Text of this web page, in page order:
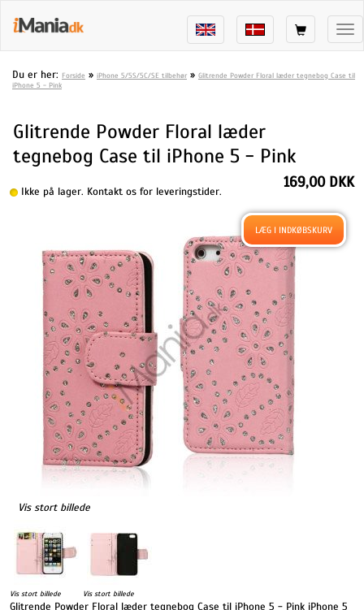
Du er her: Forside » iPhone 5/5S/5C/SE tilbehør » Glitrende Powder Floral læder tegnebog Case til
iPhone 5 - Pink
Glitrende Powder Floral læder
tegnebog Case til iPhone 5 - Pink
Ikke på lager. Kontakt os for leveringstider.
Vis stort billede
169,00 DKK
Vis stort billede Vis stort billede
Glitrende Powder Floral læder tegnebog Case til iPhone 5 - Pink iPhone 5